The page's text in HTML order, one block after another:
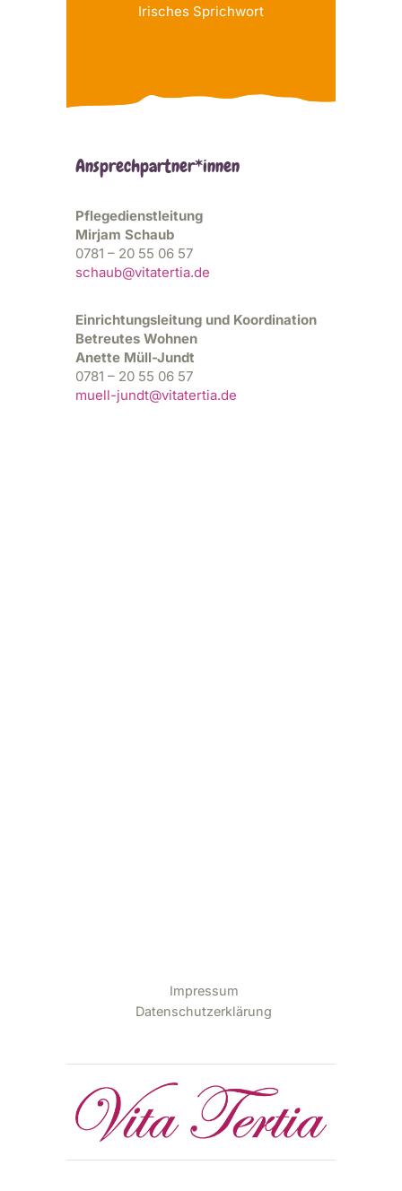
Irisches Sprichwort
Ansprechpartner*innen
Pflegedienstleitung
Mirjam Schaub
0781 – 20 55 06 57
schaub@vitatertia.de
Einrichtungsleitung und Koordination
Betreutes Wohnen
Anette Müll-Jundt
0781 – 20 55 06 57
muell-jundt@vitatertia.de
Impressum
Datenschutzerklärung